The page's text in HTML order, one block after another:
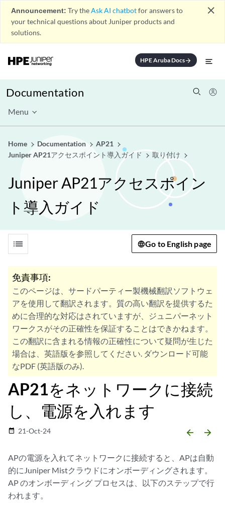
Announcement: Try theAsk AI chatbotfor answers to
your technical questions about Juniper products and
solutions.
close
HPE Aruba Docsarrow_forward
Documentation
Menu
Home Documentation
AP21
Juniper AP21アクセスポイント導入ガイド
取り付け
Juniper AP21アクセスポイン
ト導入ガイド
list Go to English page
免責事項:
このページは、サードパーティー製機械翻訳ソフトウェ
アを使用して翻訳されます。質の高い翻訳を提供するた
めに合理的な対応はされていますが、ジュニパーネット
ワークスがその正確性を保証することはできかねます。
この翻訳に含まれる情報の正確性について疑問が生じた
場合は、英語版を参照してください. ダウンロード可能
なPDF (英語版のみ).
AP21をネットワークに接続
し、電源を入れます
date_range 21-Oct-24 arrow_backward arrow_forward
APの電源を入れてネットワークに接続すると、APは自動
的にJuniper Mistクラウドにオンボーディングされます。
AP のオンボーディング プロセスは、以下のステップで行
われます。